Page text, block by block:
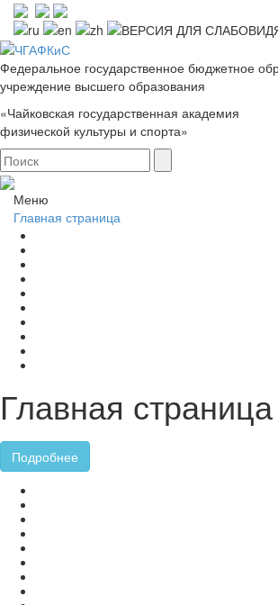
Федеральное государственное бюджетное
учреждение высшего образования
«Чайковская государственная академия
физической культуры и спорта»
Меню
Главная страница
Главная страница
Подробнее